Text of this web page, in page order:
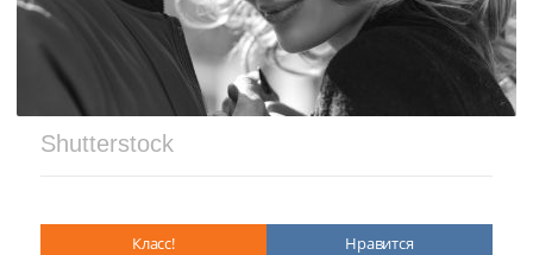
Shutterstock
Класс! Нравится